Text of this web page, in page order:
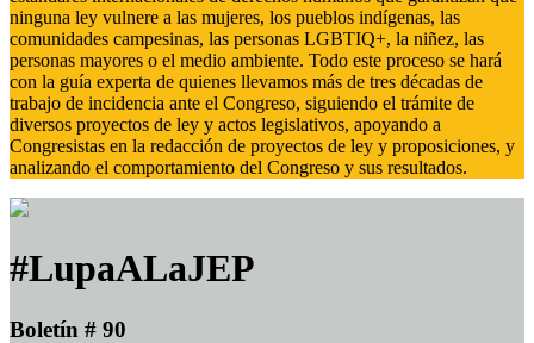
ninguna ley vulnere a las mujeres, los pueblos indígenas, las
comunidades campesinas, las personas LGBTIQ+, la niñez, las
personas mayores o el medio ambiente. Todo este proceso se hará
con la guía experta de quienes llevamos más de tres décadas de
trabajo de incidencia ante el Congreso, siguiendo el trámite de
diversos proyectos de ley y actos legislativos, apoyando a
Congresistas en la redacción de proyectos de ley y proposiciones, y
analizando el comportamiento del Congreso y sus resultados.
#LupaALaJEP
Boletín # 90